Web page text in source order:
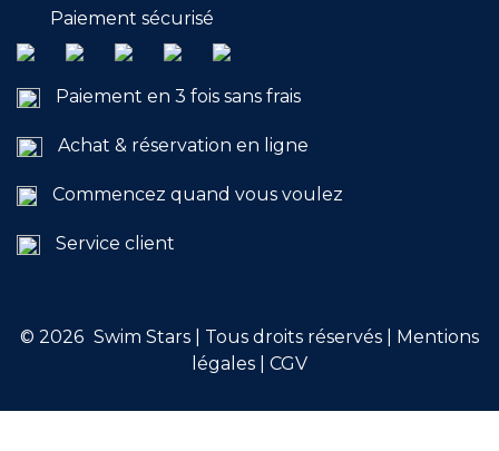
Paiement sécurisé
Paiement en 3 fois sans frais
Achat & réservation en ligne
Commencez quand vous voulez
Service client
© 2026 Swim Stars | Tous droits réservés |
Mentions
légales
CGV